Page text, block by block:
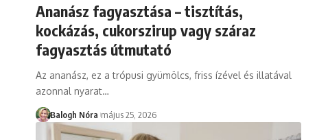
Ananász fagyasztása – tisztítás,
kockázás, cukorszirup vagy száraz
fagyasztás útmutató
Az ananász, ez a trópusi gyümölcs, friss ízével és illatával
azonnal nyarat…
Balogh Nóra május 25, 2026